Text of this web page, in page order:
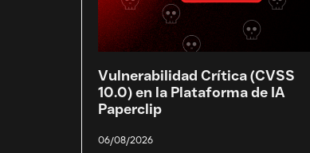
Vulnerabilidad Crítica (CVSS
10.0) en la Plataforma de IA
Paperclip
06/08/2026